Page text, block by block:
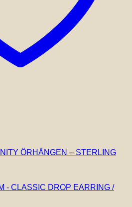
ÖRHÄNGEN – STERLING